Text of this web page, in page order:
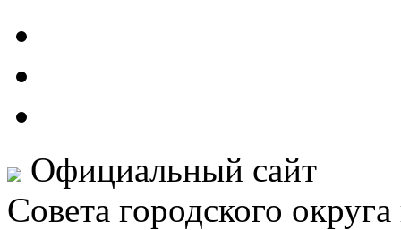
Официальный сайт
Совета городского